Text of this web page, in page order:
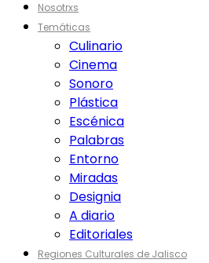
Nosotrxs
Temáticas
Culinario
Cinema
Sonoro
Plástica
Escénica
Palabras
Entorno
Miradas
Designia
A diario
Editoriales
Regiones Culturales de Jalisco